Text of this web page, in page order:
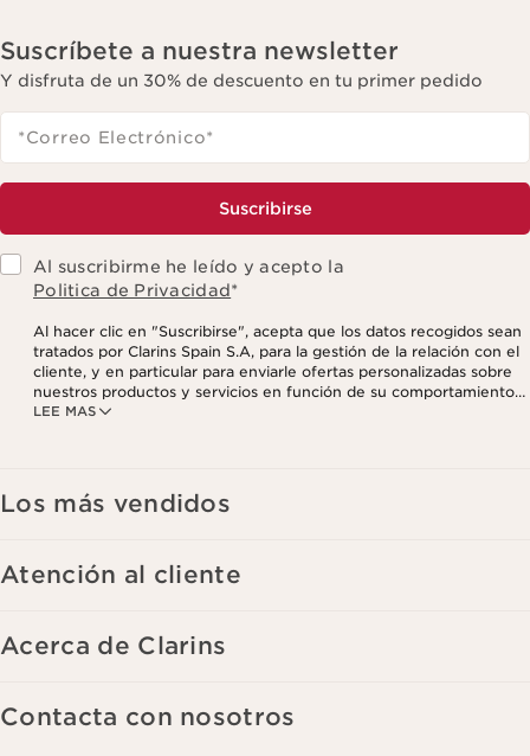
Suscríbete a nuestra newsletter
Y disfruta de un 30% de descuento en tu primer pedido
*Correo Electrónico*
Suscribirse
Al suscribirme he leído y acepto la
Politica de Privacidad*
LEE MAS
Al hacer clic en "Suscribirse", acepta que los datos recogidos sean
tratados por Clarins Spain S.A, para la gestión de la relación con el
cliente, y en particular para enviarle ofertas personalizadas sobre
nuestros productos y servicios en función de su comportamiento
de compra, sus hábitos y/o intereses, incluso mediante su
aparece en cada newsletter que reciba. Para más información
sobre la gestión de sus datos y sus derechos, consulte nuestra
Los más vendidos
Atención al cliente
Acerca de Clarins
Contacta con nosotros